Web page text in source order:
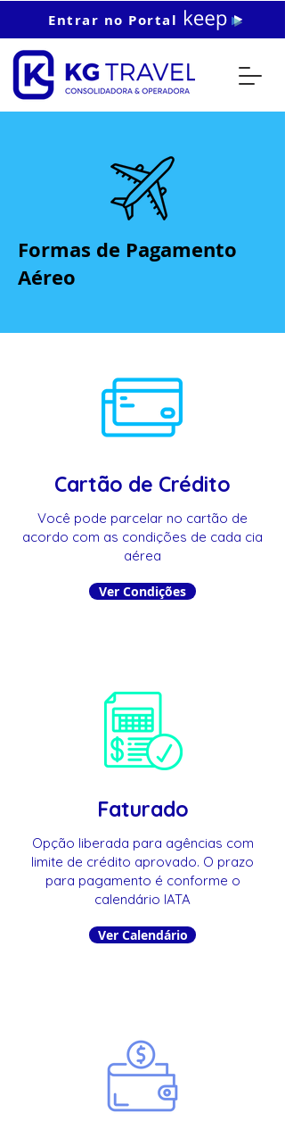
Entrar no Portal
Formas de Pagamento
Aéreo
Cartão de Crédito
Você pode parcelar no cartão de
acordo com as condições de cada cia
aérea
Ver Condições
Faturado
Opção liberada para agências com
limite de crédito aprovado. O prazo
para pagamento é conforme o
calendário IATA
Ver Calendário